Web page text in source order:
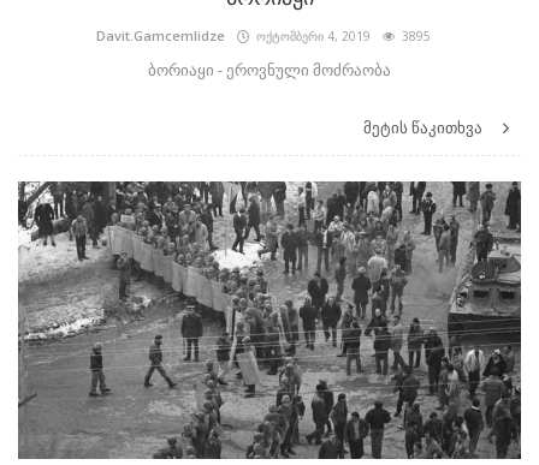
Davit.Gamcemlidze ოქტომბერი 4, 2019 3895
ბორიაყი - ეროვნული მოძრაობა
მეტის წაკითხვა